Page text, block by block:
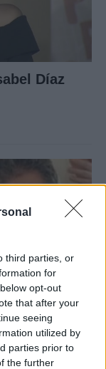
third parties, or
for
opt-out
that after your
seeing
utilized by
parties prior to
the further
Díaz
con